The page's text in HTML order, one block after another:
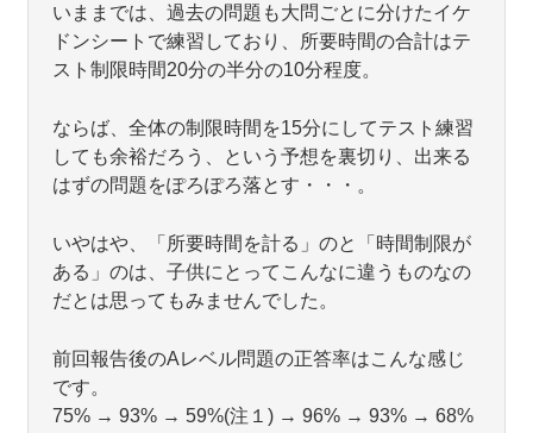
いままでは、過去の問題も大問ごとに分けたイケ
ドンシートで練習しており、所要時間の合計はテ
スト制限時間20分の半分の10分程度。
ならば、全体の制限時間を15分にしてテスト練習
しても余裕だろう、という予想を裏切り、出来る
はずの問題をぽろぽろ落とす・・・。
いやはや、「所要時間を計る」のと「時間制限が
ある」のは、子供にとってこんなに違うものなの
だとは思ってもみませんでした。
前回報告後のAレベル問題の正答率はこんな感じ
です。
75% → 93% → 59%(注１) → 96% → 93% → 68%